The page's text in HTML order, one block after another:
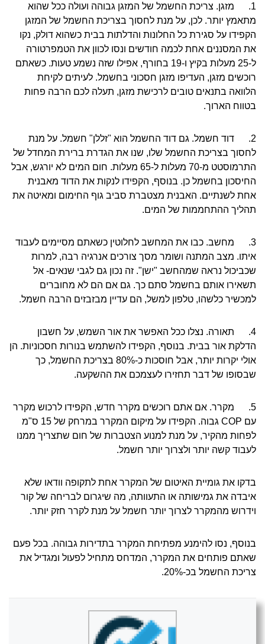
1. מזגן. צריכת החשמל של המזגן גבוהה ועולה ככל שהוא
מתאמץ יותר. לכן, על מנת לחסוך בצריכת החשמל של המזגן
הקפידו על סגירת כל החלונות והדלתות בבית כשהוא דולק, נקו
את המסננים אחת לכמה חודשים ונסו לכוון את הטמפרטורה
ל-25 מעלות בקיץ ו-19 בחורף, אפילו שזה נשמע טעות. כשאתם
רוכשים מזגן, העדיפו מזגן חסכוני בחשמל. לעיתים לקיחת
הלוואה בתנאים טובים לרכישת מזגן, תעלה לכם הרבה פחות
בטווח הארוך.
2. דוד חשמל. גם דוד החשמל הוא "זללן" חשמל. על מנת
לחסוך בצריכת החשמל שלו, שנו את הגדרת ברירת המחדל של
התרמוסטט מ-70 מעלות ל-65 מעלות. חום המים לא יורגש, אבל
החיסכון בחשמל כן. בנוסף, הקפידו לנקות את הדוד מאבנית
אחת לשנתיים. האבנית מצטברת סביב גוף החימום ומאיטה את
תהליך ההתחממות של המים.
3. מחשב. כבו את המחשב לחלוטין כשאתם מסיימים לעבוד
איתו. מצב המתנה ושומר מסך צורכים אנרגיה רבה, למרות
שכביכול נראה שמהחשב "ישן". זה נכון גם לגבי שנאים- אל
תשאירו אותם בחשמל סתם כך. גם אם הם לא מחוברים
למכשיר כלשהו, טלפון למשל, הם עדיין מבזבזים הרבה חשמל.
4. תאורה. נצלו ככל האפשר את אור השמש, על חשבון
הדלקת אור בבית. בנוסף, הקפידו להשתמש בנורות חסכוניות. הן
אולי יקרות יותר, אבל חוסכות כ-80% בצריכת החשמל, כך
שבסופו של דבר תחזירו לעצמכם את ההשקעה.
5. מקרר. אם אתם רוכשים מקרר חדש, הקפידו לרכוש מקרר
עם COP גבוה. הקפידו על מיקום המקרר במרחק של 15 ס"מ
לפחות מהקיר, על מנת למנוע הצטברות של חום שתצריך ממנו
לעבוד קשה יותר ולצרוך יותר חשמל.
בדקו את גומיית האיטום של המקרר אחת לתקופה וודאו שלא
איבדה את גמישותה או התעוותה, מה שיגרום לבריחה של קור
וידרוש מהמקרר לצרוך יותר חשמל על מנת לקרר חזק יותר.
בנוסף, נסו להימנע מפתיחת המקרר בתדירות גבוהה. בכל פעם
שאתם פותחים את המקרר, המדחס מתחיל לפעול ומגדיל את
צריכת החשמל בכ-20%.